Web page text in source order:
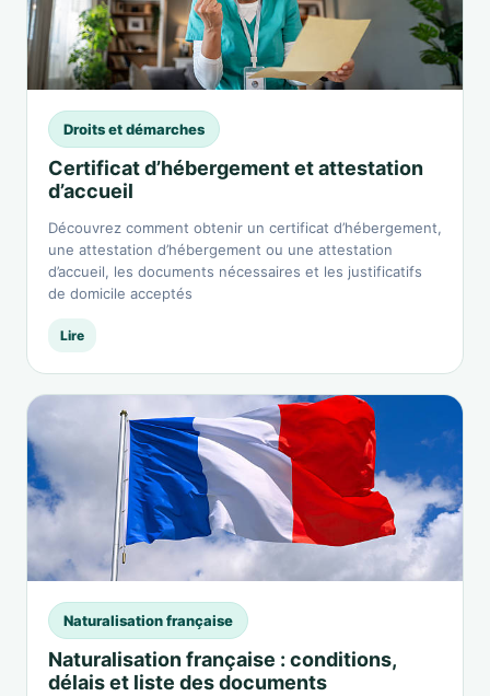
Droits et démarches
Certificat d’hébergement et attestation
d’accueil
Découvrez comment obtenir un certificat d’hébergement,
une attestation d’hébergement ou une attestation
d’accueil, les documents nécessaires et les justificatifs
de domicile acceptés
Lire
Naturalisation française
Naturalisation française : conditions,
délais et liste des documents